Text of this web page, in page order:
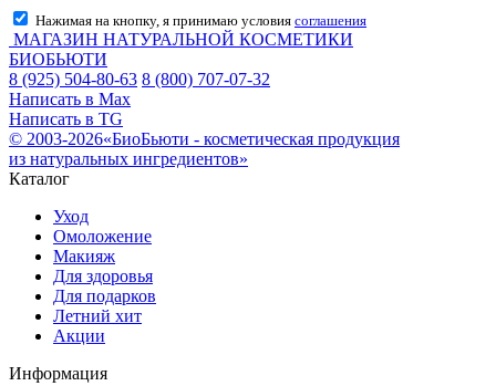
Нажимая на кнопку, я принимаю условия соглашения
МАГАЗИН НАТУРАЛЬНОЙ КОСМЕТИКИ
БИОБЬЮТИ
8 (925) 504-80-63 8 (800) 707-07-32
Написать в Max
Написать в TG
© 2003-2026«БиоБьюти - косметическая продукция
из натуральных ингредиентов»
Каталог
Уход
Омоложение
Макияж
Для здоровья
Для подарков
Летний хит
Акции
Информация